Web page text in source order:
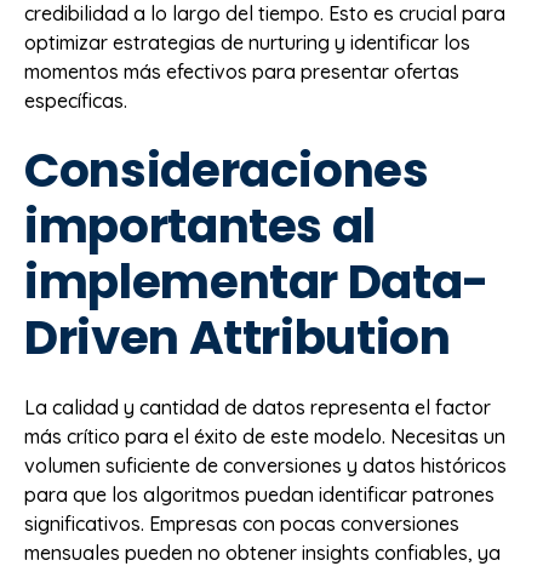
credibilidad a lo largo del tiempo. Esto es crucial para
optimizar estrategias de nurturing y identificar los
momentos más efectivos para presentar ofertas
específicas.
Consideraciones
importantes al
implementar Data-
Driven Attribution
La calidad y cantidad de datos representa el factor
más crítico para el éxito de este modelo. Necesitas un
volumen suficiente de conversiones y datos históricos
para que los algoritmos puedan identificar patrones
significativos. Empresas con pocas conversiones
mensuales pueden no obtener insights confiables, ya